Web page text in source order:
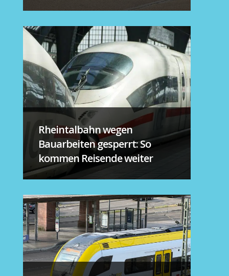
Rheintalbahn wegen
Bauarbeiten gesperrt: So
kommen Reisende weiter